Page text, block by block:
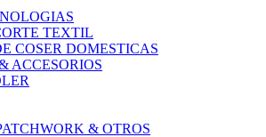
TEXTIL
COSER DOMESTICAS
ACCESORIOS
& OTROS